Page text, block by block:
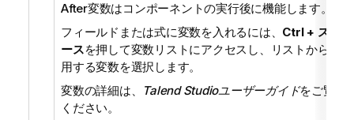
After変数はコンポーネントの実行後に機能します。
フィールドまたは式に変数を入れるには、 Ctrl + スペ
ースを押して変数リストにアクセスし、リストから使
用する変数を選択します。
変数の詳細は、
Talend Studioユーザーガイドをご覧
ください。